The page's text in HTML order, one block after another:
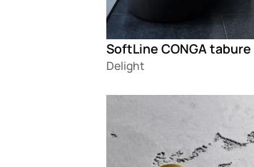
SoftLine CONGA tabure
Delight